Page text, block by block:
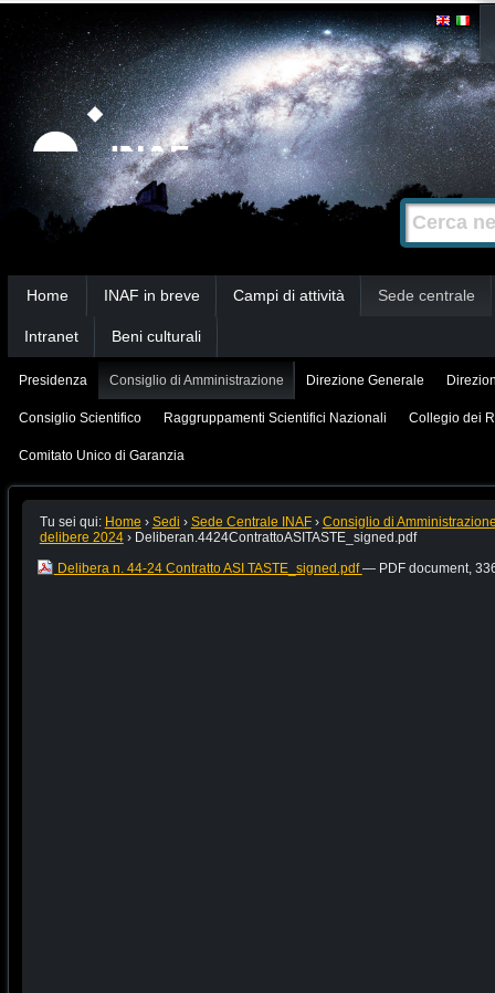
Strumenti
personali
Salta
contenuti.
|
Salta
alla
navigazione
Cerca nel
Ricerca
avanzata…
Home INAF in breve Campi di attività Sede centrale
Intranet Beni culturali
Presidenza Consiglio di Amministrazione Direzione Generale
Consiglio Scientifico Raggruppamenti Scientifici Nazionali Collegio dei
Comitato Unico di Garanzia
Tu sei qui: Home › Sedi › Sede Centrale INAF › Consiglio di
delibere 2024 › Deliberan.4424ContrattoASITASTE_signed.pdf
Delibera n. 44-24 Contratto ASI TASTE_signed.pdf— PDF document,